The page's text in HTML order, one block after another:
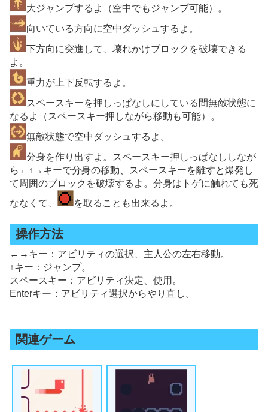
大ジャンプするよ（空中でもジャンプ可能）。
向いている方向に空中ダッシュするよ。
下方向に突進して、壊れかけブロックを破壊できる
よ。
重力が上下反転するよ。
スペースキーを押しっぱなしにしている間無敵状態に
なるよ（スペースキー押しながら移動も可能）。
無敵状態で空中ダッシュするよ。
分身を作り出すよ。スペースキー押しっぱなししなが
ら←↑→キーで分身の移動、スペースキーを離すと爆発し
て周囲のブロックを破壊するよ。分身はトゲに触れても死
ななくて、
を取ることも出来るよ。
操作方法
←→キー：アビリティの選択、主人公の左右移動。
↑キー：ジャンプ。
スペースキー：アビリティ決定、使用。
Enterキー：アビリティ選択からやり直し。
関連ゲーム